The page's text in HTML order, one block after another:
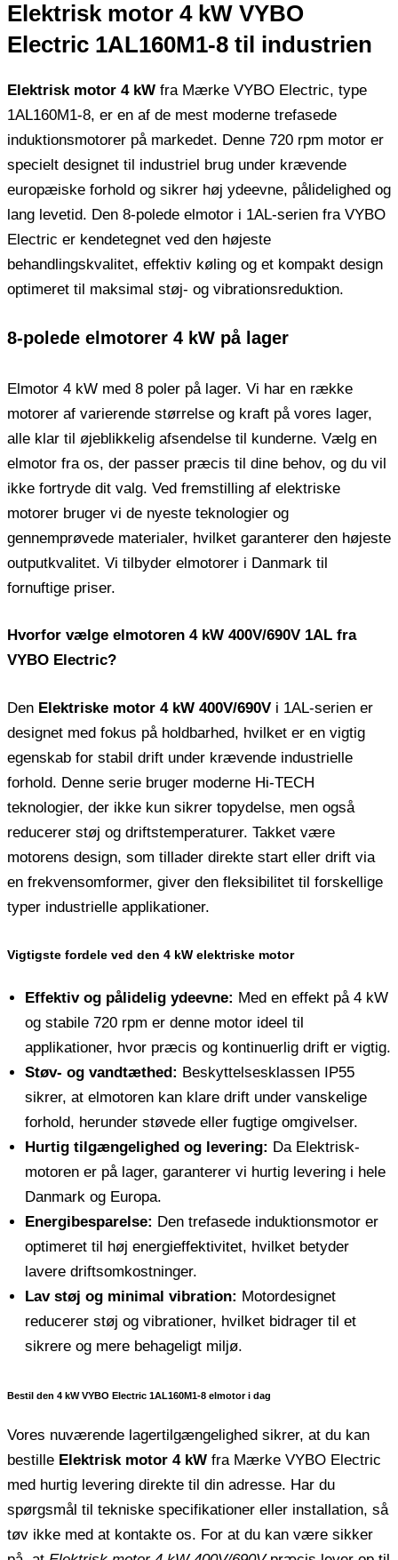
Elektrisk motor 4 kW VYBO
Electric 1AL160M1-8 til industrien
Elektrisk motor 4 kW fra Mærke VYBO Electric, type
1AL160M1-8, er en af ​​de mest moderne trefasede
induktionsmotorer på markedet. Denne 720 rpm motor er
specielt designet til industriel brug under krævende
europæiske forhold og sikrer høj ydeevne, pålidelighed og
lang levetid. Den 8-polede elmotor i 1AL-serien fra VYBO
Electric er kendetegnet ved den højeste
behandlingskvalitet, effektiv køling og et kompakt design
optimeret til maksimal støj- og vibrationsreduktion.
8-polede elmotorer 4 kW på lager
Elmotor 4 kW med 8 poler på lager. Vi har en række
motorer af varierende størrelse og kraft på vores lager,
alle klar til øjeblikkelig afsendelse til kunderne. Vælg en
elmotor fra os, der passer præcis til dine behov, og du vil
ikke fortryde dit valg. Ved fremstilling af elektriske
motorer bruger vi de nyeste teknologier og
gennemprøvede materialer, hvilket garanterer den højeste
outputkvalitet. Vi tilbyder elmotorer i Danmark til
fornuftige priser.
Hvorfor vælge elmotoren 4 kW 400V/690V 1AL fra
VYBO Electric?
Den Elektriske motor 4 kW 400V/690V i 1AL-serien er
designet med fokus på holdbarhed, hvilket er en vigtig
egenskab for stabil drift under krævende industrielle
forhold. Denne serie bruger moderne Hi-TECH
teknologier, der ikke kun sikrer topydelse, men også
reducerer støj og driftstemperaturer. Takket være
motorens design, som tillader direkte start eller drift via
en frekvensomformer, giver den fleksibilitet til forskellige
typer industrielle applikationer.
Vigtigste fordele ved den 4 kW elektriske motor
Effektiv og pålidelig ydeevne: Med en effekt på 4 kW
og stabile 720 rpm er denne motor ideel til
applikationer, hvor præcis og kontinuerlig drift er vigtig.
Støv- og vandtæthed: Beskyttelsesklassen IP55
sikrer, at elmotoren kan klare drift under vanskelige
forhold, herunder støvede eller fugtige omgivelser.
Hurtig tilgængelighed og levering: Da Elektrisk-
motoren er på lager, garanterer vi hurtig levering i hele
Danmark og Europa.
Energibesparelse: Den trefasede induktionsmotor er
optimeret til høj energieffektivitet, hvilket betyder
lavere driftsomkostninger.
Lav støj og minimal vibration: Motordesignet
reducerer støj og vibrationer, hvilket bidrager til et
sikrere og mere behageligt miljø.
Bestil den 4 kW VYBO Electric 1AL160M1-8 elmotor i dag
Vores nuværende lagertilgængelighed sikrer, at du kan
bestille Elektrisk motor 4 kW fra Mærke VYBO Electric
med hurtig levering direkte til din adresse. Har du
spørgsmål til tekniske specifikationer eller installation, så
tøv ikke med at kontakte os. For at du kan være sikker